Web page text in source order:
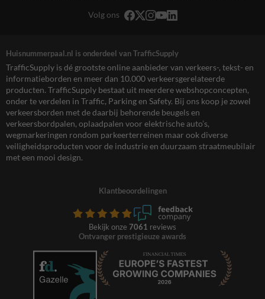
Volg ons
Huisnummerpaal.nl is onderdeel van TrafficSupply
TrafficSupply is dé grootste online aanbieder van verkeers-, tekst- en
informatieborden en meer dan 10.000 verkeersgerelateerde
producten. TrafficSupply bestaat uit meerdere webshopconcepten,
onder te verdelen in Traffic, Parking en Safety. Bij ons koop je zowel
verkeersborden met de daarbij behorende beugels en
verkeersbordpalen, oplaadpalen voor elektrische auto’s,
wegmarkeringen rondom parkeerterreinen maar ook diverse
veiligheidsproducten voor de industrie en duurzaam straatmeubilair
met een mooi design.
Klantbeoordelingen
Bekijk onze 7061 reviews
Ontvanger prestigieuze awards